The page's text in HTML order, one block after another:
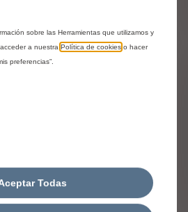
vehículo y rellena los datos para
VEHÍCULO
sobre las Herramientas que utilizamos y
a nuestra Política de cookies o hacer
preferencias”.
Todas